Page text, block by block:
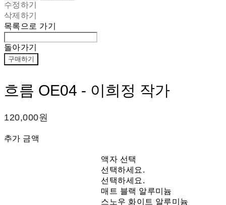
수정하기
삭제하기
목록으로 가기
돌아가기
구매하기
흐름 OE04 - 이희정 작가
120,000원
추가 금액
액자 선택
선택하세요.
선택하세요.
매트 블랙 알루미늄
스노우 화이트 알루미늄